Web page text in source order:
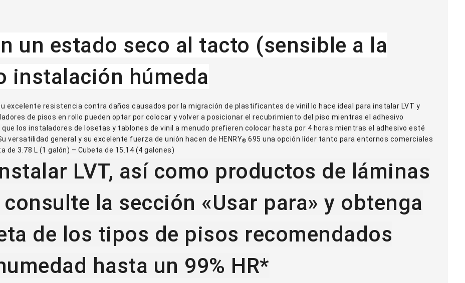
un estado seco al tacto (sensible a la
instalación húmeda
excelente resistencia contra daños causados por la migración de plastificantes de vinil lo hace ideal para instalar LVT y
de pisos en rollo pueden optar por colocar y volver a posicionar el recubrimiento del piso mientras el adhesivo
los instaladores de losetas y tablones de vinil a menudo prefieren colocar hasta por 4 horas mientras el adhesivo esté
versatilidad general y su excelente fuerza de unión hacen de HENRY® 695 una opción líder tanto para entornos comerciales
de 3.78 L (1 galón) – Cubeta de 15.14 (4 galones)
LVT, así como productos de láminas
la sección «Usar para» y obtenga
de los tipos de pisos recomendados
hasta un 99% HR*